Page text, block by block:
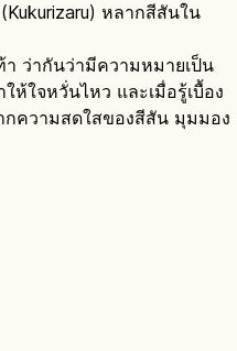
หลากสีสันใน
ว่ากันว่ามีความหมายเป็น
ห้ใจหวั่นไหว และเมื่อรู้เบื้อง
ความสดใสของสีสัน มุมมอง